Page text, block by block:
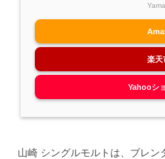
楽天
Yahooシ
山崎 シングルモルトは、ブレ